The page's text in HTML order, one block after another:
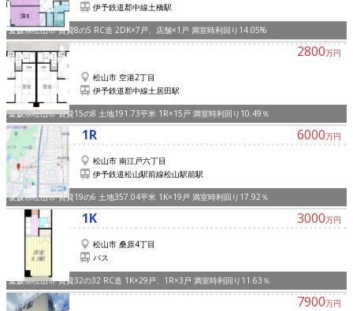
伊予鉄道郡中線土橋駅
愛媛県松山市 賃貸8の5 RC造 2DK×7戸、店舗×1戸 満室時利回り14.05%
2800万円
松山市 空港2丁目
伊予鉄道郡中線土居田駅
愛媛県松山市 賃貸15の8 土地191.73平米 1R×15戸 満室時利回り10.49％
6000万円
1R
松山市 南江戸六丁目
伊予鉄道松山駅前線松山駅前駅
愛媛県松山市 賃貸19の6 土地357.04平米 1K×19戸 満室時利回り17.92％
3000万円
1K
松山市 桑原4丁目
バス
愛媛県松山市 賃貸32の32 RC造 1K×29戸、1R×3戸 満室時利回り11.63％
7900万円